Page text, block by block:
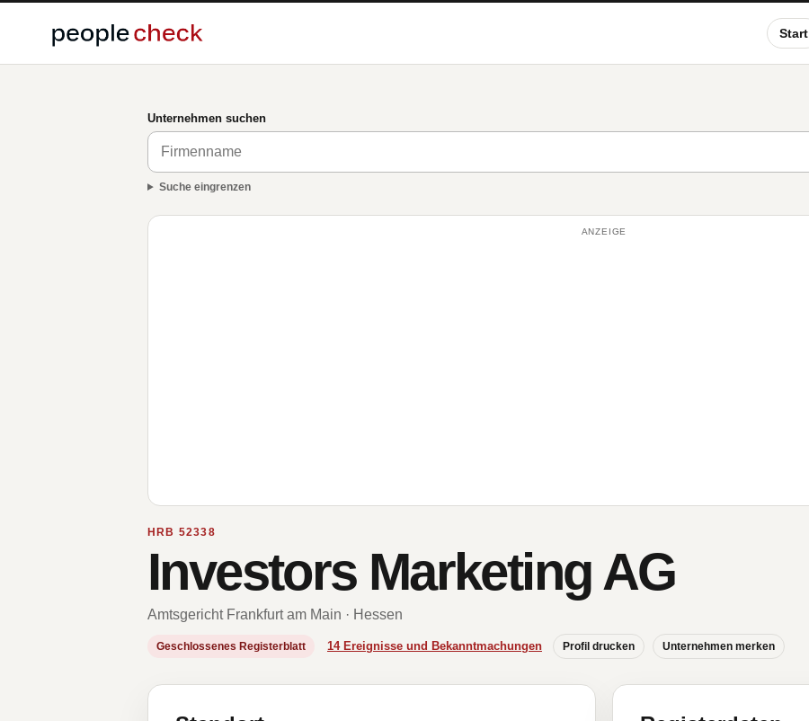
Start
Unternehmen suchen
Suche eingrenzen
ANZEIGE
HRB 52338
Investors Marketing AG
Amtsgericht Frankfurt am Main · Hessen
Geschlossenes Registerblatt 14 Ereignisse und Bekanntmachungen Profil drucken Unternehmen merken